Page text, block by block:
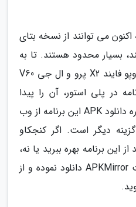
می توانند از نسخه بتای
بسیار محدود هستند. تا به
امروز تنها کاربران ذنفون 6، اوپو فایند X2 پرو و ال جی V60
در پلی استور، آن را پیدا
خواهند کرد. البته مانند همواره دانلود APK این برنامه از وب
دیگر است. اگر کنجکاو
برنامه بهره ببرید یا نه،
می توانید آن را از وب سایت APKMirror دانلود نموده و از